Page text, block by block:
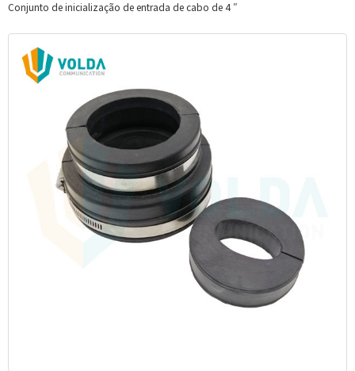
Conjunto de inicialização de entrada de cabo de 4 ″